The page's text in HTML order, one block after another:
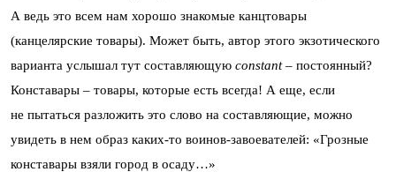
А ведь это всем нам хорошо знакомые канцтовары
(канцелярские товары). Может быть, автор этого экзотического
варианта услышал тут составляющую constant– постоянный?
Конставары – товары, которые есть всегда! А еще, если
не пытаться разложить это слово на составляющие, можно
увидеть в нем образ каких-то воинов-завоевателей: «Грозные
конставары взяли город в осаду…»